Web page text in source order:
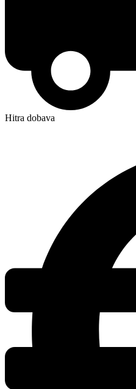
Hitra dobava